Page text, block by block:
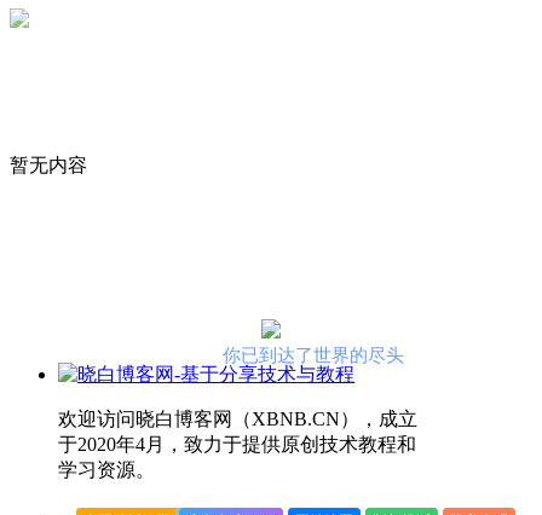
暂无内容
你已到达了世界的尽头
欢迎访问晓白博客网（XBNB.CN），成立
于2020年4月，致力于提供原创技术教程和
学习资源。